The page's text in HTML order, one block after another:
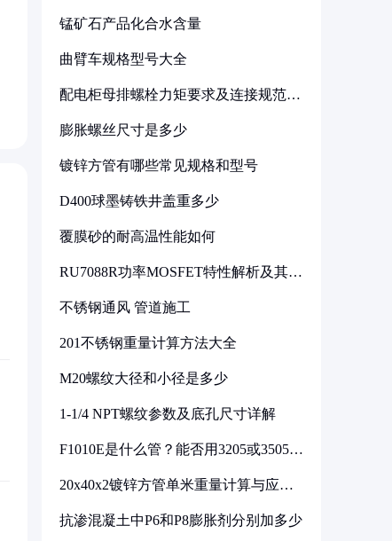
锰矿石产品化合水含量
曲臂车规格型号大全
配电柜母排螺栓力矩要求及连接规范详
膨胀螺丝尺寸是多少
镀锌方管有哪些常见规格和型号
D400球墨铸铁井盖重多少
覆膜砂的耐高温性能如何
RU7088R功率MOSFET特性解析及其在
不锈钢通风 管道施工
201不锈钢重量计算方法大全
M20螺纹大径和小径是多少
1-1/4 NPT螺纹参数及底孔尺寸详解
F1010E是什么管？能否用3205或3505代
20x40x2镀锌方管单米重量计算与应用
抗渗混凝土中P6和P8膨胀剂分别加多少